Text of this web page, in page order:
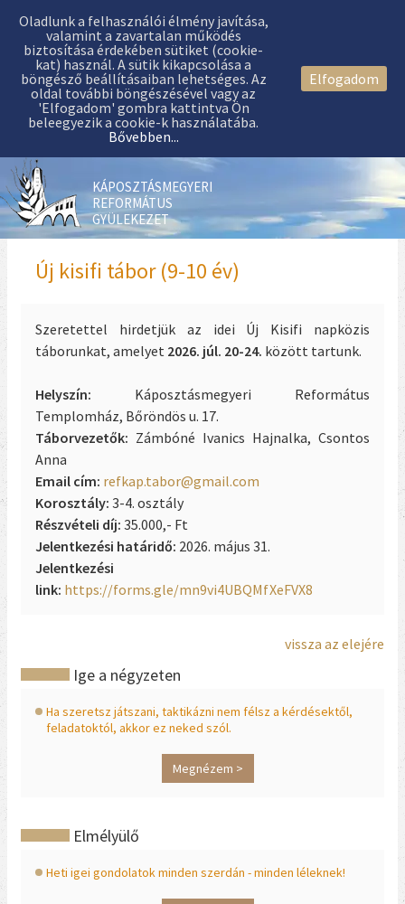
KÁPOSZTÁSMEGYERI
REFORMÁTUS
GYÜLEKEZET
Új kisifi tábor (9-10 év)
Szeretettel hirdetjük az idei Új Kisifi napközis
táborunkat, amelyet 2026. júl. 20-24. között tartunk.
Helyszín: Káposztásmegyeri Református
Templomház, Bőröndös u. 17.
Táborvezetők: Zámbóné Ivanics Hajnalka, Csontos
Anna
Email cím: refkap.tabor@gmail.com
Korosztály: 3-4. osztály
Részvételi díj: 35.000,- Ft
Jelentkezési határidő: 2026. május 31.
Jelentkezési
link: https://forms.gle/mn9vi4UBQMfXeFVX8
vissza az elejére
Ige a négyzeten
Ha szeretsz játszani, taktikázni nem félsz a kérdésektől,
feladatoktól, akkor ez neked szól.
Megnézem >
Elmélyülő
Heti igei gondolatok minden szerdán - minden léleknek!
Oladlunk a felhasználói élmény javítása,
valamint a zavartalan működés
biztosítása érdekében sütiket (cookie-
kat) használ. A sütik kikapcsolása a
böngésző beállításaiban lehetséges. Az
oldal további böngészésével vagy az
'Elfogadom' gombra kattintva Ön
beleegyezik a cookie-k használatába.
Bővebben...
Elfogadom